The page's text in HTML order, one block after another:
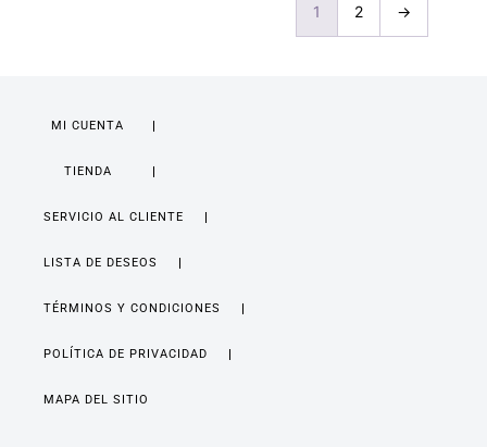
1 2 →
MI CUENTA
TIENDA
SERVICIO AL CLIENTE
LISTA DE DESEOS
TÉRMINOS Y CONDICIONES
POLÍTICA DE PRIVACIDAD
MAPA DEL SITIO